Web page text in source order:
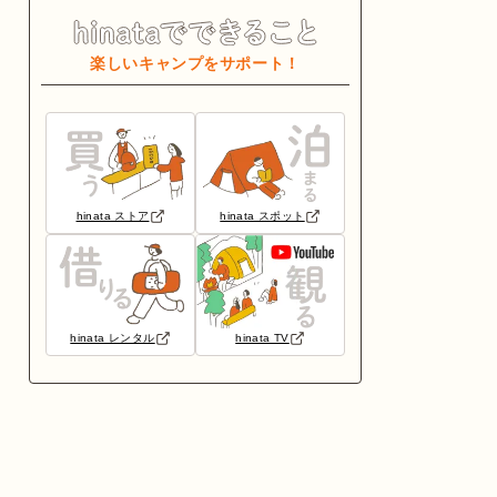
楽しいキャンプをサポート！
hinata ストア hinata スポット
hinata レンタル hinata TV